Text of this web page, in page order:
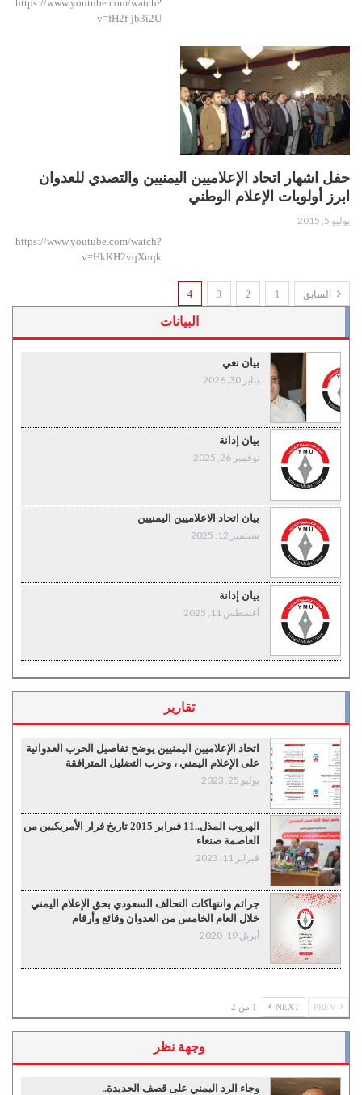
https://www.youtube.com/watch?
v=fH2f-jb3i2U
حفل اشهار اتحاد الإعلاميين اليمنيين والتصدي للعدوان
ابرز أولويات الإعلام الوطني
يوليو 5, 2015
https://www.youtube.com/watch?
v=HkKH2vqXnqk
السابق 1
2
3
4
البيانات
بيان نعي
يناير 30, 2026
بيان إدانة
نوفمبر 26, 2025
بيان اتحاد الاعلاميين اليمنيين
سبتمبر 12, 2025
بيان إدانة
أغسطس 11, 2025
تقارير
اتحاد الإعلاميين اليمنيين يوضح تفاصيل الحرب العدوانية
على الإعلام اليمني ، وحرب التضليل المترافقة
يوليو 25, 2023
الهروب المذل..11 فبراير 2015 تاريخ فرار الأمريكيين من
العاصمة صنعاء
فبراير 11, 2023
جرائم وانتهاكات التحالف السعودي بحق الإعلام اليمني
خلال العام الخامس من العدوان وقائع وأرقام
أبريل 19, 2020
NEXT 1 من 2
وجهة نظر
وجاء الرد اليمني على قصف الحديدة..